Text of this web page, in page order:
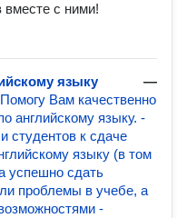
вместе с ними!
языку
—
Вам качественно
английскому языку. -
студентов к сдаче
языку (в том
успешно сдать
проблемы в учебе, а
-